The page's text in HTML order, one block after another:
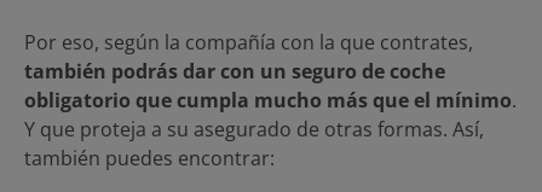
Por eso, según la compañía con la que contrates,
también podrás dar con un seguro de coche
obligatorio que cumpla mucho más que el mínimo.
Y que proteja a su asegurado de otras formas. Así,
también puedes encontrar: